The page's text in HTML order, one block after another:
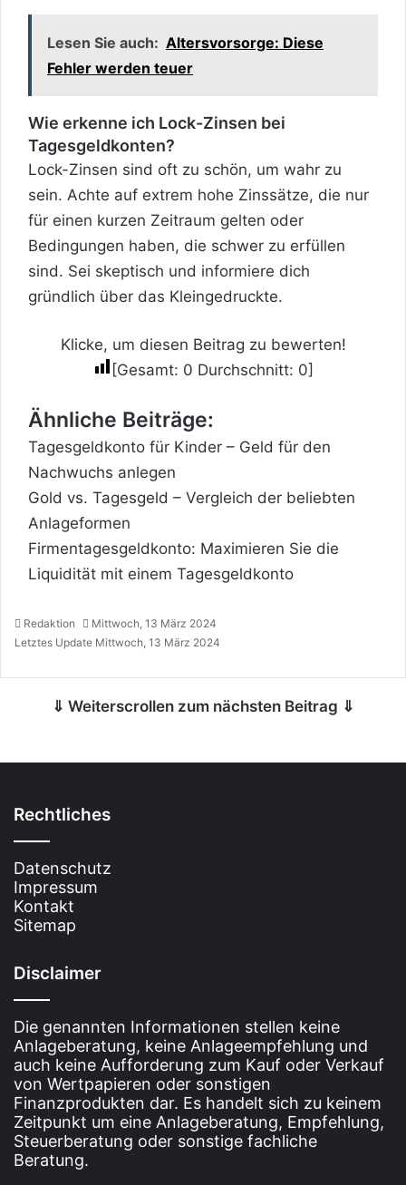
Lesen Sie auch: Altersvorsorge: Diese
Fehler werden teuer
Wie erkenne ich Lock-Zinsen bei
Tagesgeldkonten?
Lock-Zinsen sind oft zu schön, um wahr zu
sein. Achte auf extrem hohe Zinssätze, die nur
für einen kurzen Zeitraum gelten oder
Bedingungen haben, die schwer zu erfüllen
sind. Sei skeptisch und informiere dich
gründlich über das Kleingedruckte.
Klicke, um diesen Beitrag zu bewerten!
[Gesamt: 0 Durchschnitt: 0]
Ähnliche Beiträge:
Tagesgeldkonto für Kinder – Geld für den
Nachwuchs anlegen
Gold vs. Tagesgeld – Vergleich der beliebten
Anlageformen
Firmentagesgeldkonto: Maximieren Sie die
Liquidität mit einem Tagesgeldkonto
Redaktion
Mittwoch, 13 März 2024
Letztes Update Mittwoch, 13 März 2024
⇓ Weiterscrollen zum nächsten Beitrag ⇓
Rechtliches
Datenschutz
Impressum
Kontakt
Sitemap
Disclaimer
Die genannten Informationen stellen keine
Anlageberatung, keine Anlageempfehlung und
auch keine Aufforderung zum Kauf oder Verkauf
von Wertpapieren oder sonstigen
Finanzprodukten dar. Es handelt sich zu keinem
Zeitpunkt um eine Anlageberatung, Empfehlung,
Steuerberatung oder sonstige fachliche
Beratung.